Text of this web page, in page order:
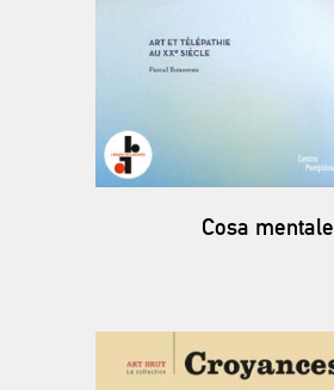
Cosa mentale